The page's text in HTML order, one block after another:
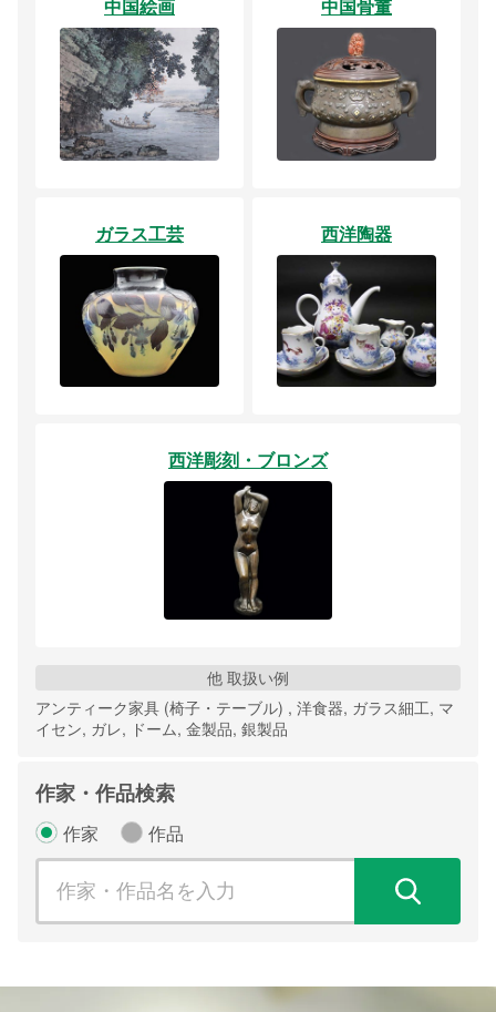
中国絵画 中国骨董
ガラス工芸 西洋陶器
西洋彫刻・ブロンズ
他 取扱い例
アンティーク家具 (椅子・テーブル) , 洋食器, ガラス細工, マ
イセン, ガレ, ドーム, 金製品, 銀製品
作家・作品検索
作家 作品